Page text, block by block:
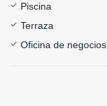
Piscina
Terraza
Oficina de negocios